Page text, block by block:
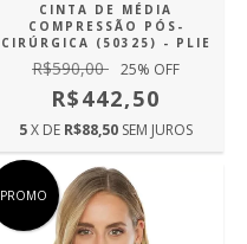
CINTA DE MÉDIA
COMPRESSÃO PÓS-
CIRÚRGICA (50325) - PLIE
R$590,00 25% OFF
R$442,50
5X DE R$88,50 SEM JUROS
PROMO